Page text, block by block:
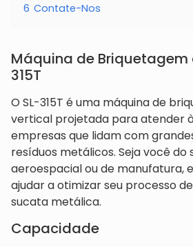
6 Contate-Nos
Máquina de Briquetagem
315T
O SL-315T é uma máquina de
vertical projetada para atender
empresas que lidam com
resíduos metálicos. Seja você
aeroespacial ou de manufatura,
ajudar a otimizar seu processo
sucata metálica.
Capacidade